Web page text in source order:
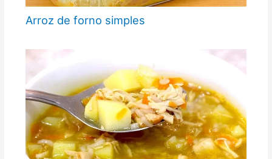
Arroz de forno simples